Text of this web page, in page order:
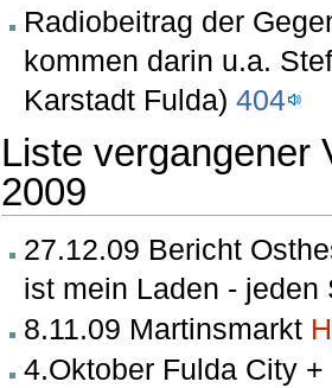
Radiobeitrag der
kommen darin u.a.
Karstadt Fulda) 404
Liste vergangener
2009
27.12.09 Bericht
ist mein Laden - jeden
8.11.09 Martinsmarkt
4.Oktober Fulda City